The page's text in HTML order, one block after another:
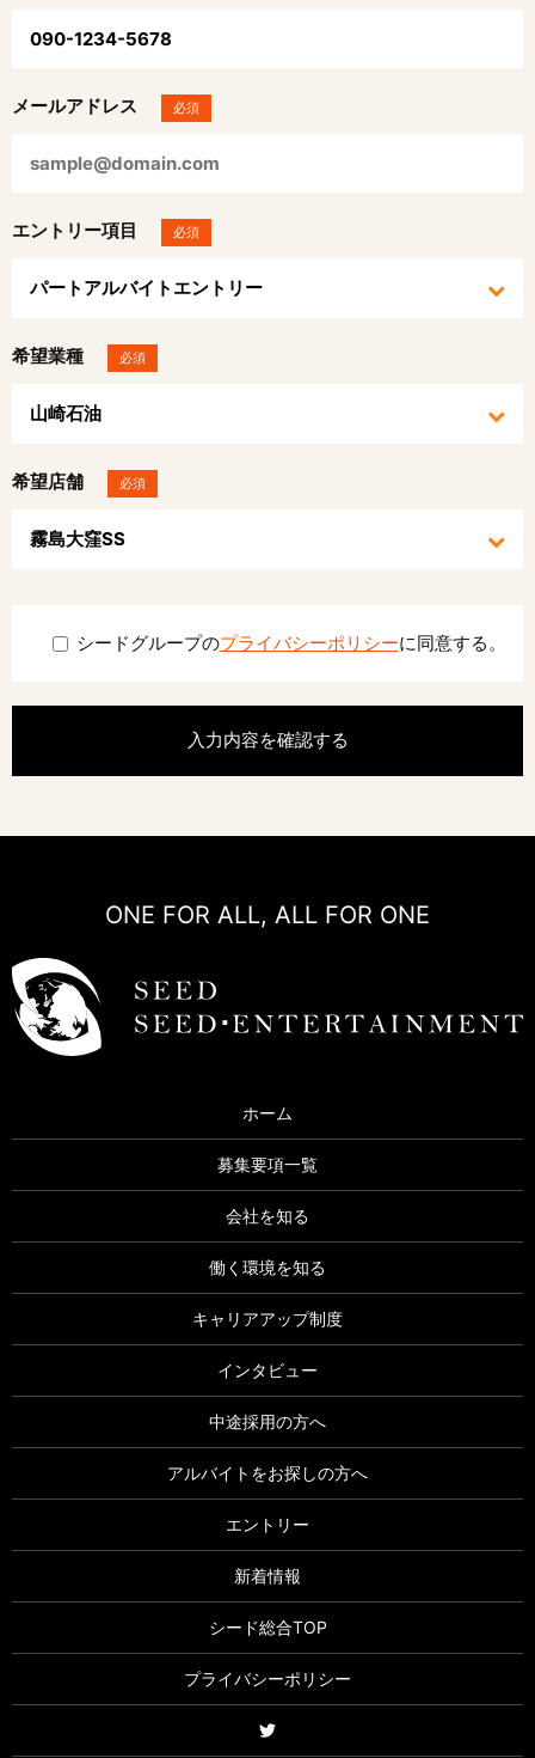
メールアドレス 必須
エントリー項目 必須
希望業種 必須
希望店舗 必須
シードグループのプライバシーポリシーに同意する。
ONE FOR ALL, ALL FOR ONE
ホーム
募集要項一覧
会社を知る
働く環境を知る
キャリアアップ制度
インタビュー
中途採用の方へ
アルバイトをお探しの方へ
エントリー
新着情報
シード総合TOP
プライバシーポリシー